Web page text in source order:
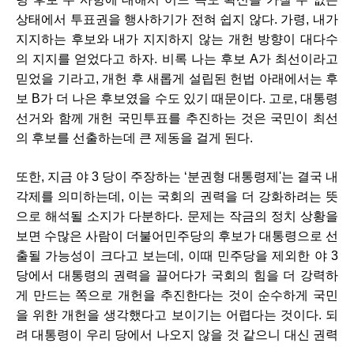
상태에서 투표권을 행사하기가 전혀 쉽지 않다. 가령, 내가
지지하는 후보와 내가 지지하지 않는 개헌 방향이 대다수
의 지지를 얻었다고 하자. 비록 나는 후보 A가 최선이라고
믿었을 기라고, 개헌 후 새롭게 설립된 헌법 아래에서는 후
보 B가 더 나은 후보였을 수도 있기 때문이다. 고로, 대통령
선거와 함께 개헌 국민투표를 추진하는 것은 국민이 최선
의 후보를 선출하는데 큰 제동을 걸게 된다.
또한, 지금 야 3 당이 주장하는 ‘분권형 대통령제'는 결국 내
각제를 의미하는데, 이는 국회의 권력을 더 강화하려는 뜻
으로 해석될 소지가 다분하다. 문제는 작금의 정치 상황을
보면 수많은 사람이 더불어민주당의 후보가 대통령으로 선
출될 가능성이 크다고 보는데, 이때 민주당을 제외한 야 3
당에서 대통령의 권력을 끌어다가 국회의 힘을 더 강력하
게 만드는 쪽으로 개헌을 추진한다는 것이 순수하게 국민
을 위한 개헌을 생각했다고 보이기는 어렵다는 것이다. 되
려 대통령이 우리 당에서 나오지 않을 것 같으니 대신 권력